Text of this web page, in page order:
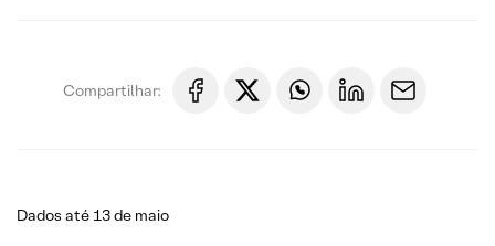
Compartilhar:
Dados até 13 de maio